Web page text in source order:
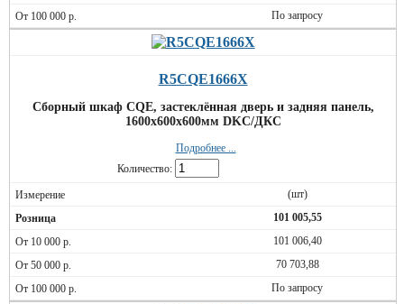
По запросу
R5CQE1666X
Сборный шкаф CQE, застеклённая дверь и задняя панель,
1600x600x600мм DKC/ДКС
Подробнее ...
Количество:
(шт)
101 005,55
101 006,40
70 703,88
По запросу